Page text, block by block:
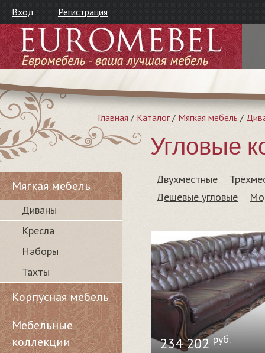
Вход Регистрация
Главная / Каталог/ Мягкая мебель /
Угловые
Двухместные
Дешевые угловые
234 202 руб.
Мягкая мебель
Диваны
Кресла
Наборы
Тахты
Корпусная мебель
Мебельные
коллекции